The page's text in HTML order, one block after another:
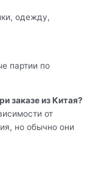
одежду,
партии по
заказе из Китая?
от
но обычно они